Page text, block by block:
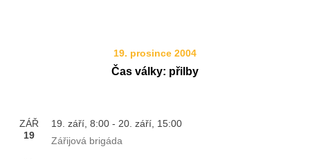
19. prosince 2004
Čas války: přilby
ZÁŘ
19
19. září, 8:00 - 20. září, 15:00
Zářijová brigáda